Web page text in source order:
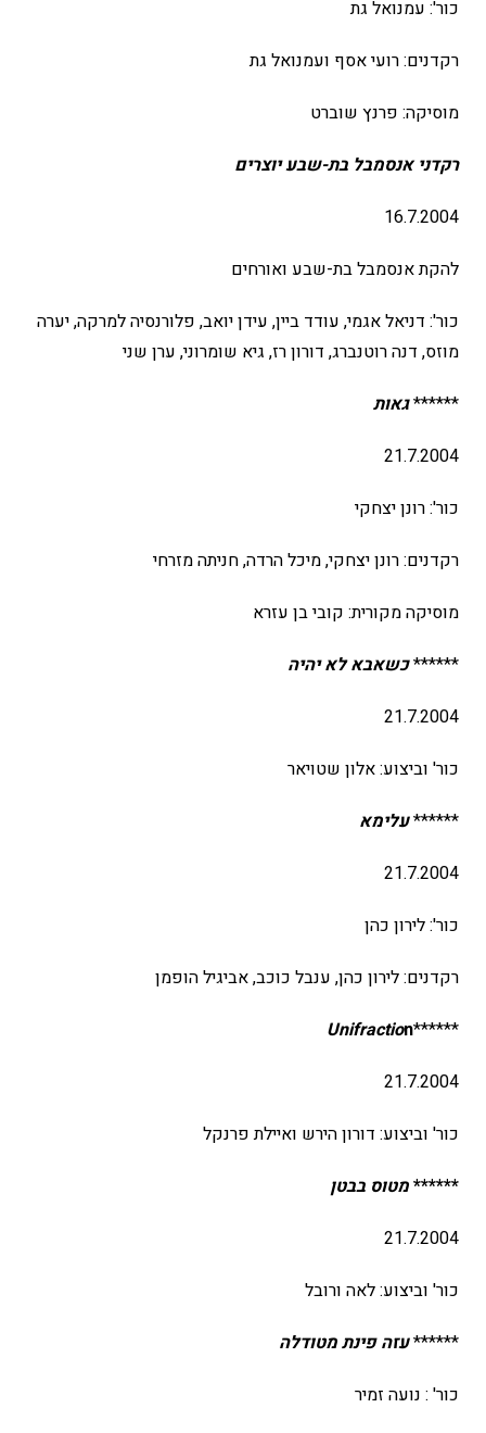
כור': עמנואל גת
רקדנים: רועי אסף ועמנואל גת
מוסיקה: פרנץ שוברט
רקדני אנסמבל בת-שבע יוצרים
16.7.2004
להקת אנסמבל בת-שבע ואורחים
כור': דניאל אגמי, עודד ביין, עידן יואב, פלורנסיה למרקה, יערה
מוזס, דנה רוטנברג, דורון רז, גיא שומרוני, ערן שני
******גאות
21.7.2004
כור': רונן יצחקי
רקדנים: רונן יצחקי, מיכל הרדה, חניתה מזרחי
מוסיקה מקורית: קובי בן עזרא
******כשאבא לא יהיה
21.7.2004
כור' וביצוע: אלון שטויאר
******עלימא
21.7.2004
כור': לירון כהן
רקדנים: לירון כהן, ענבל כוכב, אביגיל הופמן
******
Unifraction
21.7.2004
כור' וביצוע: דורון הירש ואיילת פרנקל
******מטוס בבטן
21.7.2004
כור' וביצוע: לאה ורובל
******עזה פינת מטודלה
כור' : נועה זמיר